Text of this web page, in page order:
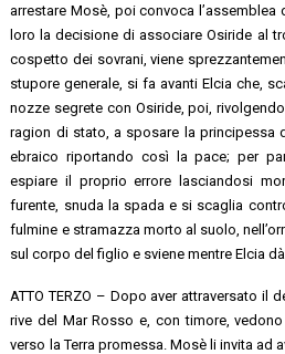
arrestare Mosè, poi convoca l’assemblea
loro la decisione di associare Osiride al
cospetto dei sovrani, viene
stupore generale, si fa avanti Elcia che,
nozze segrete con Osiride, poi,
ragion di stato, a sposare la principessa
ebraico riportando così la pace; per
espiare il proprio errore lasciandosi
furente, snuda la spada e si scaglia
fulmine e stramazza morto al suolo,
sul corpo del figlio e sviene mentre Elcia
ATTO TERZO – Dopo aver attraversato il
rive del Mar Rosso e, con timore,
verso la Terra promessa. Mosè li invita ad